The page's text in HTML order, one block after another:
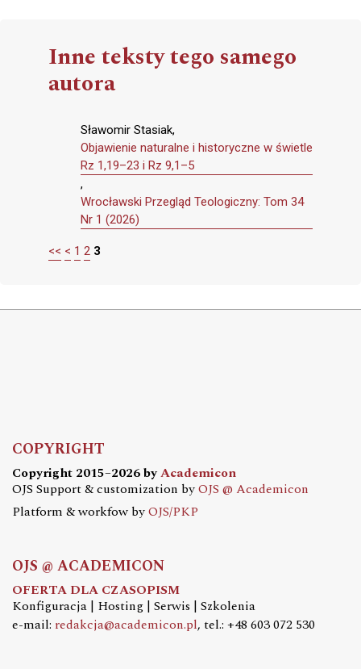
Inne teksty tego samego
autora
Sławomir Stasiak,
Objawienie naturalne i historyczne w świetle
Rz 1,19–23 i Rz 9,1–5
,
Wrocławski Przegląd Teologiczny: Tom 34
Nr 1 (2026)
<< < 1 2 3
COPYRIGHT
Copyright 2015–2026 byAcademicon
OJS Support & customization byOJS @ Academicon
Platform & workfow byOJS/PKP
OJS @ ACADEMICON
OFERTA DLA CZASOPISM
Konfiguracja | Hosting | Serwis | Szkolenia
e-mail: redakcja@academicon.pl, tel.: +48 603 072 530